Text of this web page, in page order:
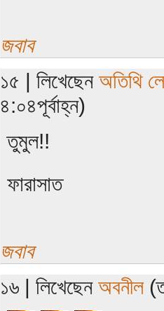
জবাব
১৫ | লিখেছেন অতিথি
৪:০৪পূর্বাহ্ন)
তুমুল!!
ফারাসাত
জবাব
১৬ | লিখেছেন অবনীল